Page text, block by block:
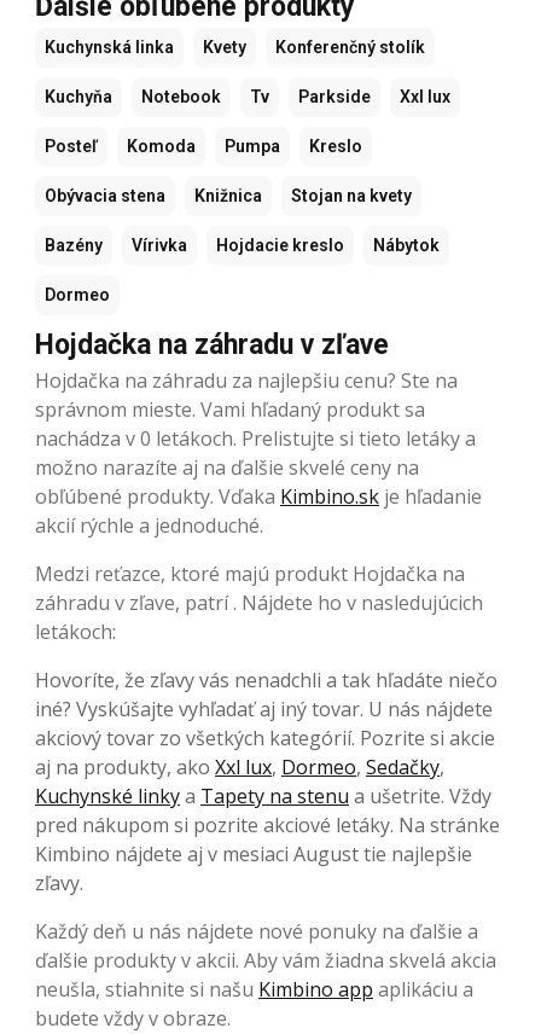
Ďalšie obľúbené produkty
Kuchynská linka Kvety Konferenčný stolík
Kuchyňa Notebook Tv Parkside Xxl lux
Posteľ Komoda Pumpa Kreslo
Obývacia stena Knižnica Stojan na kvety
Bazény Vírivka Hojdacie kreslo Nábytok
Dormeo
Hojdačka na záhradu v zľave
Hojdačka na záhradu za najlepšiu cenu? Ste na
správnom mieste. Vami hľadaný produkt sa
nachádza v 0 letákoch. Prelistujte si tieto letáky a
možno narazíte aj na ďalšie skvelé ceny na
obľúbené produkty. Vďaka Kimbino.sk je hľadanie
akcií rýchle a jednoduché.
Medzi reťazce, ktoré majú produkt Hojdačka na
záhradu v zľave, patrí . Nájdete ho v nasledujúcich
letákoch:
Hovoríte, že zľavy vás nenadchli a tak hľadáte niečo
iné? Vyskúšajte vyhľadať aj iný tovar. U nás nájdete
akciový tovar zo všetkých kategórií. Pozrite si akcie
aj na produkty, ako Xxl lux, Dormeo, Sedačky,
Kuchynské linkya Tapety na stenu a ušetrite. Vždy
pred nákupom si pozrite akciové letáky. Na stránke
Kimbino nájdete aj v mesiaci August tie najlepšie
zľavy.
Každý deň u nás nájdete nové ponuky na ďalšie a
ďalšie produkty v akcii. Aby vám žiadna skvelá akcia
neušla, stiahnite si našu Kimbino app aplikáciu a
budete vždy v obraze.